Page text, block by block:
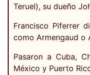
Teruel), su dueño
Francisco Piferrer
como Armengaud o
Pasaron a Cuba,
México y Puerto